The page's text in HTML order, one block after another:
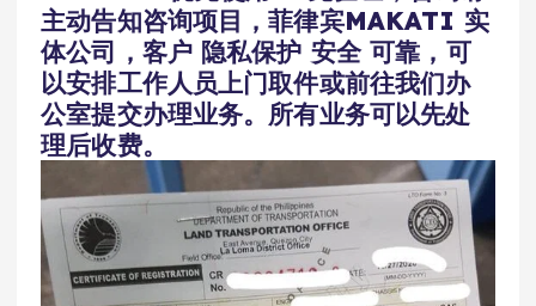
主动告知咨询项目，菲律宾MAKATI 实
体公司，客户 隐私保护 安全 可靠，可
以安排工作人员上门取件或前往我们办
公室提交办理业务。所有业务可以先处
理后收费。